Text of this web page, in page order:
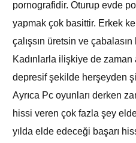
pornografidir. Oturup evde
yapmak çok basittir. Erkek
çalışsın üretsin ve çabalasın
Kadınlarla ilişkiye de zaman
depresif şekilde herşeyden
Ayrıca Pc oyunları derken
hissi veren çok fazla şey
yılda elde edeceği başarı